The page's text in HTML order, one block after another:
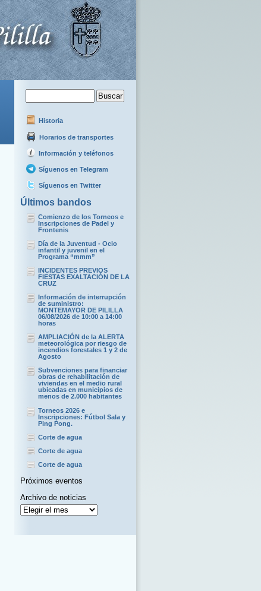
Historia
Horarios de transportes
Información y teléfonos
Síguenos en Telegram
Síguenos en Twitter
Últimos bandos
Comienzo de los Torneos e
Inscripciones de Padel y
Frontenis
Día de la Juventud - Ocio
infantil y juvenil en el
Programa “mmm”
INCIDENTES PREVIOS
FIESTAS EXALTACIÓN DE LA
CRUZ
Información de interrupción
de suministro:
MONTEMAYOR DE PILILLA
06/08/2026 de 10:00 a 14:00
horas
AMPLIACIÓN de la ALERTA
meteorológica por riesgo de
incendios forestales 1 y 2 de
Agosto
Subvenciones para financiar
obras de rehabilitación de
viviendas en el medio rural
ubicadas en municipios de
menos de 2.000 habitantes
Torneos 2026 e
Inscripciones: Fútbol Sala y
Ping Pong.
Corte de agua
Corte de agua
Corte de agua
Próximos eventos
Archivo de noticias